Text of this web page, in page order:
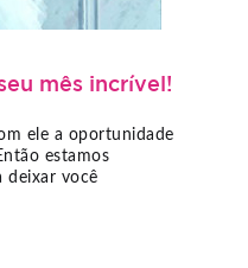
mês incrível!
ele a oportunidade
estamos
deixar você